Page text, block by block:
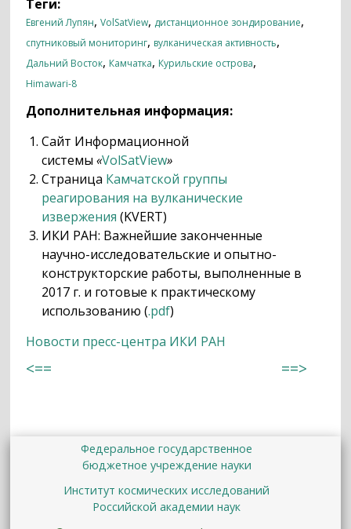
Теги:
Евгений Лупян,VolSatView, дистанционное зондирование,
спутниковый мониторинг, вулканическая активность,
Дальний Восток, Камчатка, Курильские острова,
Himawari-8
Дополнительная информация:
Сайт Информационной
системы«VolSatView»
Страница Камчатской группы
реагирования на вулканические
извержения (KVERT)
ИКИ РАН: Важнейшие законченные
научно-исследовательские и опытно-
конструкторские работы, выполненные в
2017 г. и готовые к практическому
использованию (.pdf)
Новости пресс-центра ИКИ РАН
<== ==>
Федеральное государственное
бюджетное учреждение науки
Институт космических исследований
Российской академии наук